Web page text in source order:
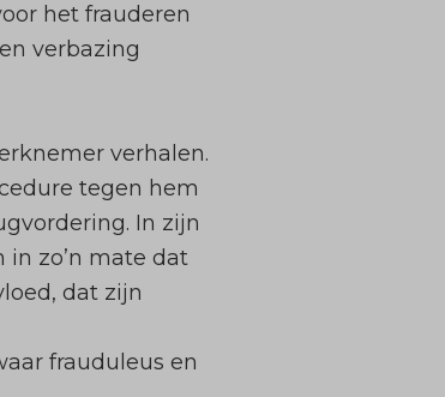
het frauderen
verbazing
verhalen.
tegen hem
In zijn
zo’n mate dat
dat zijn
frauduleus en